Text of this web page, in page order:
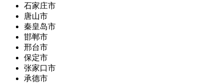
石家庄市
唐山市
秦皇岛市
邯郸市
邢台市
保定市
张家口市
承德市